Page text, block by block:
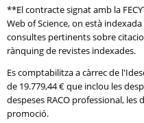
**El contracte signat amb la
Web of Science, on està
consultes pertinents sobre
rànquing de revistes indexades.
Es comptabilitza a càrrec de
de 19.779,44 € que inclou les
despeses RACO professional, les
promoció.